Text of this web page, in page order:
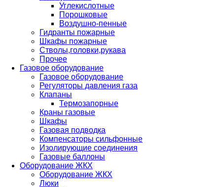
Углекислотные
Порошковые
Воздушно-пенные
Гидранты пожарные
Шкафы пожарные
Стволы,головки,рукава
Прочее
Газовое оборудование
Газовое оборудование
Регуляторы давления газа
Клапаны
Термозапорные
Краны газовые
Шкафы
Газовая подводка
Компенсаторы сильфонные
Изолирующие соединения
Газовые баллоны
Оборудование ЖКХ
Оборудование ЖКХ
Люки